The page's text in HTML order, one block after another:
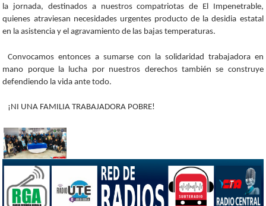
la jornada, destinados a nuestros compatriotas de El Impenetrable,
quienes atraviesan necesidades urgentes producto de la desidia estatal
en la asistencia y el agravamiento de las bajas temperaturas.
Convocamos entonces a sumarse con la solidaridad trabajadora en
mano porque la lucha por nuestros derechos también se construye
defendiendo la vida ante todo.
¡NI UNA FAMILIA TRABAJADORA POBRE!